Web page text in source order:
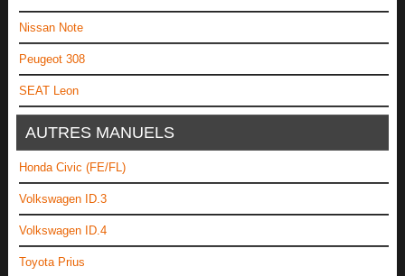
Nissan Note
Peugeot 308
SEAT Leon
AUTRES MANUELS
Honda Civic (FE/FL)
Volkswagen ID.3
Volkswagen ID.4
Toyota Prius